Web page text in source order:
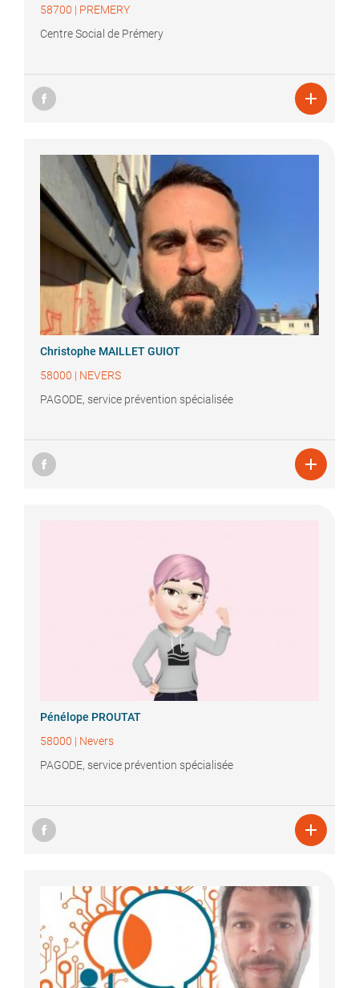
58700 | PREMERY
Centre Social de Prémery

Christophe MAILLET GUIOT
58000 | NEVERS
PAGODE, service prévention spécialisée

Pénélope PROUTAT
58000 | Nevers
PAGODE, service prévention spécialisée
